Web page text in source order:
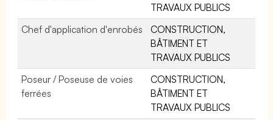
TRAVAUX PUBLICS
Chef d'application d'enrobés
CONSTRUCTION,
BÂTIMENT ET
TRAVAUX PUBLICS
Poseur / Poseuse de voies
ferrées
CONSTRUCTION,
BÂTIMENT ET
TRAVAUX PUBLICS